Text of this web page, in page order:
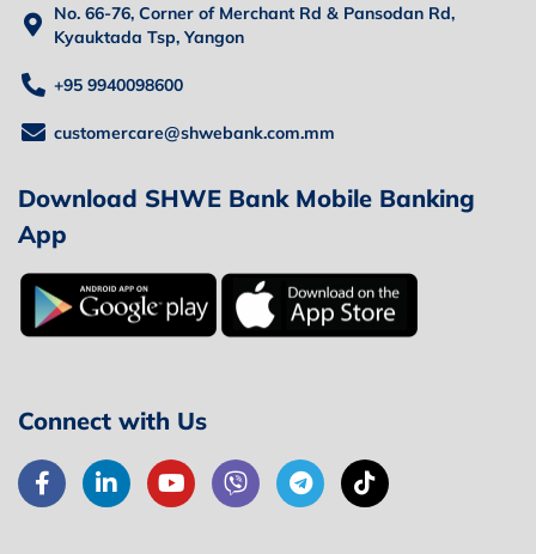
No. 66-76, Corner of Merchant Rd & Pansodan Rd,
Kyauktada Tsp, Yangon
+95 9940098600
customercare@shwebank.com.mm
Download SHWE Bank Mobile Banking
App
Connect with Us